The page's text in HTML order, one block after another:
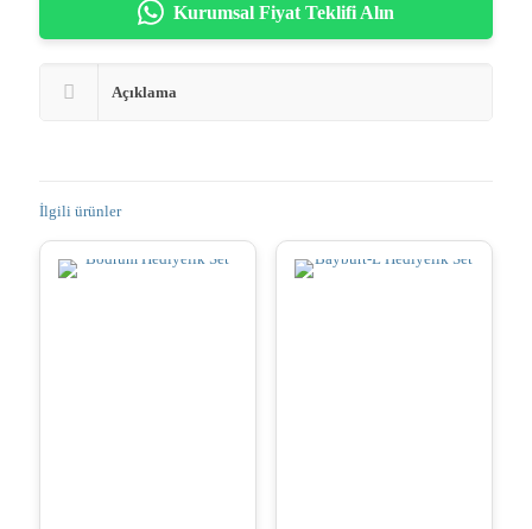
Kurumsal Fiyat Teklifi Alın
Açıklama
İlgili ürünler